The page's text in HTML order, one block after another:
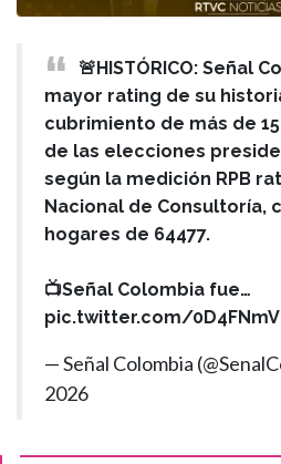
🚨HISTÓRICO: Señal
mayor rating de su
cubrimiento de más de
de las elecciones
según la medición RPB
Nacional de Consultoría,
hogares de 64477.
📺Señal Colombia fue…
pic.twitter.com/
— Señal Colombia
2026